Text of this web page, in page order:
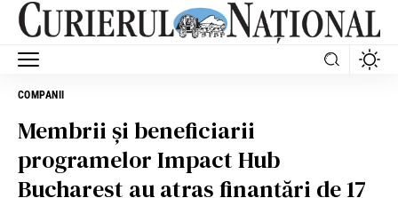
COMPANII
Membrii și beneficiarii
programelor Impact Hub
Bucharest au atras finanțări de 17